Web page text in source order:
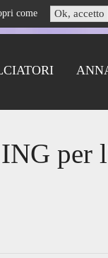
come Ok, accetto
per